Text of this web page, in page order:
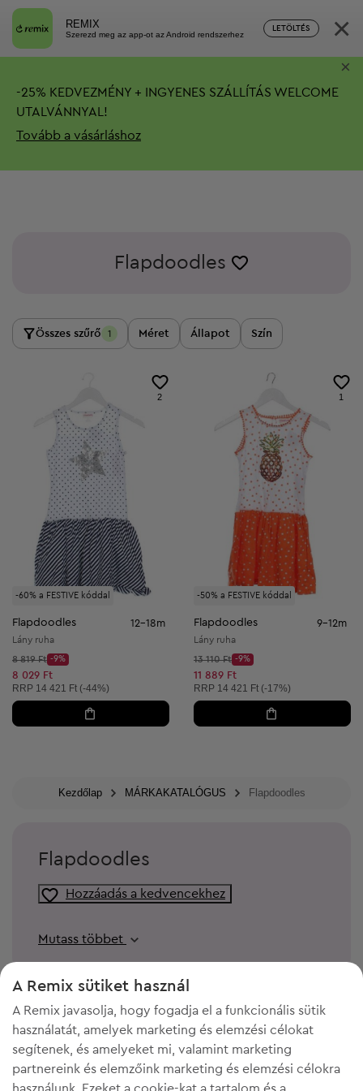
REMIX
Szerezd meg az app-ot az Android rendszerhez
LETÖLTÉS ×
-25% KEDVEZMÉNY + INGYENES SZÁLLÍTÁS WELCOME
UTALVÁNNYAL!
Tovább a vásárláshoz
×
Flapdoodles
Összes szűrő 1 Méret Állapot Szín
-60% a FESTIVE kóddal
2
Flapdoodles 12-18m
Lány ruha
Kezdő ár:
8 819 Ft
Discount Price:
-9%
Csökkentett ár:
8 029 Ft
Ajánlott ár:
RRP 14 421 Ft (-44%)
-50% a FESTIVE kóddal
1
Flapdoodles 9-12m
Lány ruha
Kezdő ár:
13 110 Ft
Discount Price:
-9%
Csökkentett ár:
11 889 Ft
Ajánlott ár:
RRP 14 421 Ft (-17%)
Kezdőlap MÁRKAKATALÓGUS Flapdoodles
Flapdoodles
Hozzáadás a kedvencekhez
Mutass többet
A Remix sütiket használ
A Remix javasolja, hogy fogadja el a funkcionális sütik
használatát, amelyek marketing és elemzési célokat
segítenek, és amelyeket mi, valamint marketing
partnereink és elemzőink marketing és elemzési célokra